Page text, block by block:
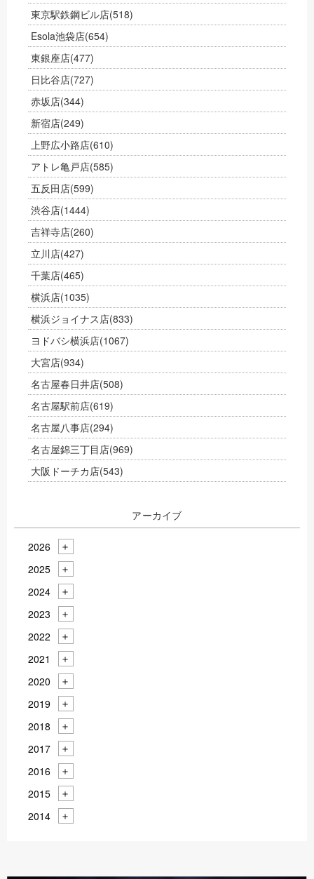
東京駅鉄鋼ビル店(518)
Esola池袋店(654)
東銀座店(477)
日比谷店(727)
赤坂店(344)
新宿店(249)
上野広小路店(610)
アトレ亀戸店(585)
五反田店(599)
渋谷店(1444)
吉祥寺店(260)
立川店(427)
千葉店(465)
横浜店(1035)
横浜ジョイナス店(833)
ヨドバシ横浜店(1067)
大宮店(934)
名古屋春日井店(508)
名古屋駅前店(619)
名古屋八事店(294)
名古屋錦三丁目店(969)
大阪ドーチカ店(543)
アーカイブ
2026
2025
2024
2023
2022
2021
2020
2019
2018
2017
2016
2015
2014